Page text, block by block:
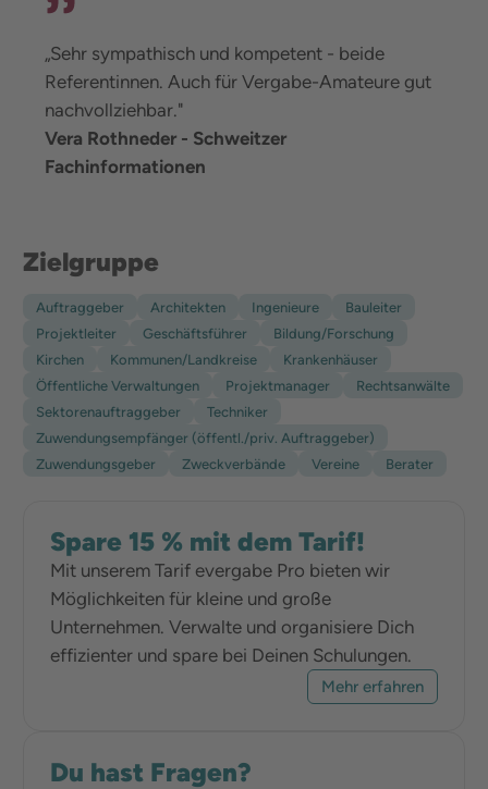
„Sehr sympathisch und kompetent - beide
Referentinnen. Auch für Vergabe-Amateure gut
nachvollziehbar."
Vera Rothneder - Schweitzer
Fachinformationen
Zielgruppe
Auftraggeber Architekten Ingenieure
Bauleiter
Projektleiter
Geschäftsführer
Bildung/Forschung
Kirchen
Kommunen/Landkreise
Krankenhäuser
Öffentliche Verwaltungen
Projektmanager
Rechtsanwälte
Sektorenauftraggeber
Techniker
Zuwendungsempfänger (öffentl./priv. Auftraggeber)
Zuwendungsgeber
Zweckverbände Vereine Berater
Spare 15 % mit dem Tarif!
Mit unserem Tarif evergabe Pro bieten wir
Möglichkeiten für kleine und große
Unternehmen. Verwalte und organisiere Dich
effizienter und spare bei Deinen Schulungen.
Mehr erfahren
Du hast Fragen?